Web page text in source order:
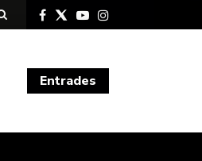
Entrades